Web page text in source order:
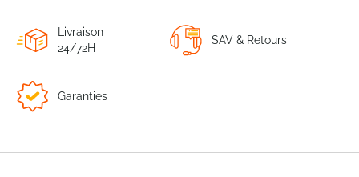
Livraison
24/72H
SAV & Retours
Garanties